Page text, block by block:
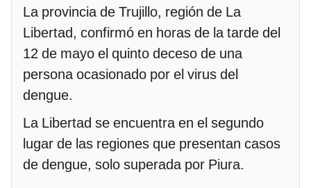
La provincia de Trujillo, región de La
Libertad, confirmó en horas de la tarde del
12 de mayo el quinto deceso de una
persona ocasionado por el virus del
dengue.
La Libertad se encuentra en el segundo
lugar de las regiones que presentan casos
de dengue, solo superada por Piura.